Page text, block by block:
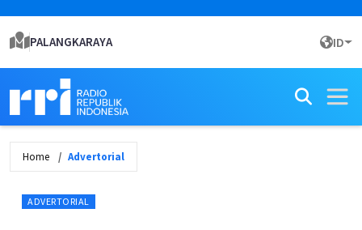
PALANGKARAYA ID
Home Advertorial
ADVERTORIAL